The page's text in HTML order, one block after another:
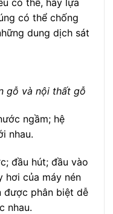
có thể, hãy lựa
có thể chống
dung dịch sát
gỗ và nội thất gỗ
ngầm; hệ
nhau.
đầu hút; đầu vào
hơi của máy nén
được phân biệt dễ
nhau.